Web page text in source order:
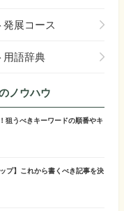
発展コース
用語辞典
ノウハウ
狙うべきキーワードの順番やキ
プ】これから書くべき記事を決